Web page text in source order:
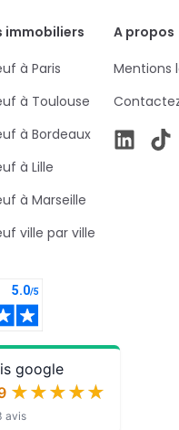
immobiliers
à Paris
à Toulouse
à Bordeaux
à Lille
à Marseille
ville par ville
A propos
Mentions
google
★★★★★
★★★★★
avis